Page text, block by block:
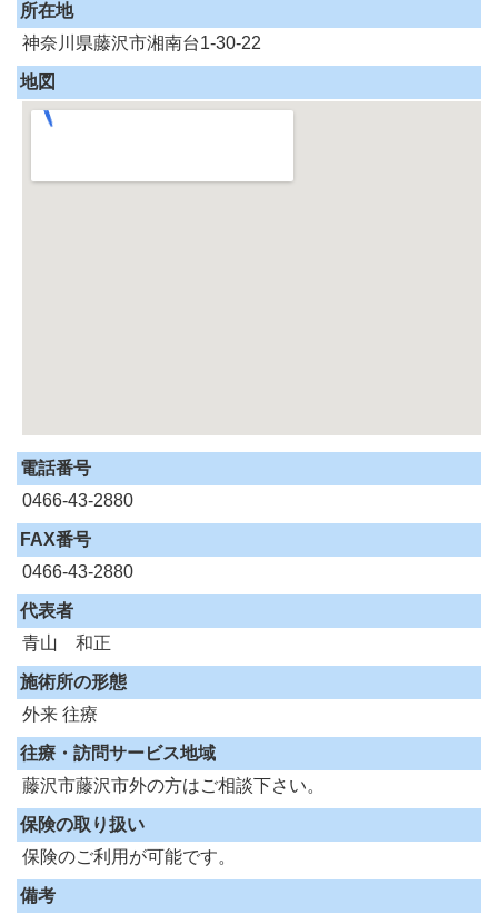
所在地
神奈川県藤沢市湘南台1-30-22
地図
電話番号
0466-43-2880
FAX番号
0466-43-2880
代表者
青山 和正
施術所の形態
外来 往療
往療・訪問サービス地域
藤沢市藤沢市外の方はご相談下さい。
保険の取り扱い
保険のご利用が可能です。
備考